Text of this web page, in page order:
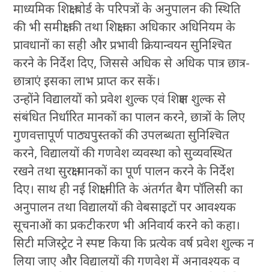
माध्यमिक शिक्षा बोर्ड के परिपत्रों के अनुपालन की स्थिति
की भी समीक्षा की तथा शिक्षा का अधिकार अधिनियम के
प्रावधानों का सही और प्रभावी क्रियान्वयन सुनिश्चित
करने के निर्देश दिए, जिससे अधिक से अधिक पात्र छात्र-
छात्राएं इसका लाभ प्राप्त कर सकें।
उन्होंने विद्यालयों को प्रवेश शुल्क एवं शिक्षण शुल्क से
संबंधित निर्धारित मानकों का पालन करने, छात्रों के लिए
गुणवत्तापूर्ण पाठ्यपुस्तकों की उपलब्धता सुनिश्चित
करने, विद्यालयों की गणवेश व्यवस्था को सुव्यवस्थित
रखने तथा सुरक्षा मानकों का पूर्ण पालन करने के निर्देश
दिए। साथ ही नई शिक्षा नीति के अंतर्गत बैग पॉलिसी का
अनुपालन तथा विद्यालयों की वेबसाइटों पर आवश्यक
सूचनाओं का प्रकटीकरण भी अनिवार्य करने को कहा।
सिटी मजिस्ट्रेट ने स्पष्ट किया कि प्रत्येक वर्ष प्रवेश शुल्क न
लिया जाए और विद्यालयों की गणवेश में अनावश्यक व